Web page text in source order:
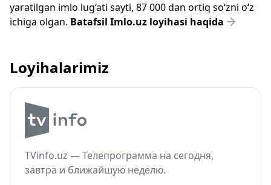
yaratilgan imlo lug‘ati sayti, 87 000 dan ortiq so‘zni o‘z
ichiga olgan. Batafsil Imlo.uz loyihasi haqida
Loyihalarimiz
TVinfo.uz — Телепрограмма на сегодня,
завтра и ближайшую неделю.